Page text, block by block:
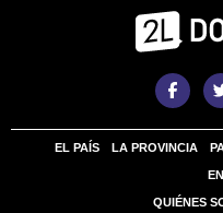
EL PAÍS LA PROVINCIA
QUIÉNES